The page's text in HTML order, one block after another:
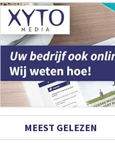
MEEST GELEZEN